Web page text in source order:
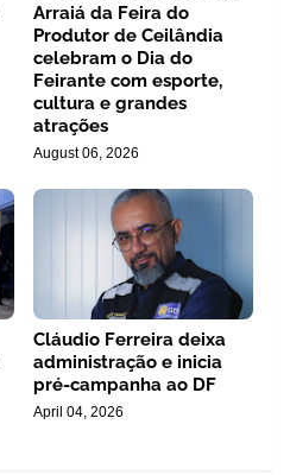
Arraiá da Feira do
Produtor de Ceilândia
celebram o Dia do
Feirante com esporte,
cultura e grandes
atrações
August 06, 2026
Cláudio Ferreira deixa
administração e inicia
pré-campanha ao DF
April 04, 2026